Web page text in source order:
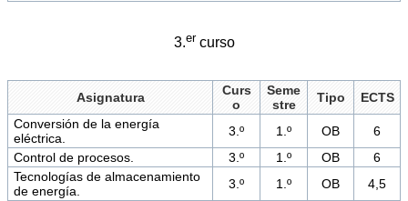
3.er curso
Asignatura
Curs
o
Seme
stre
Tipo
ECTS
Conversión de la energía
eléctrica.
3.º 1.º OB
6
Control de procesos.
3.º 1.º OB
6
Tecnologías de almacenamiento
de energía.
3.º 1.º OB
4,5